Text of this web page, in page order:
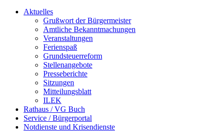
Aktuelles
Grußwort der Bürgermeister
Amtliche Bekanntmachungen
Veranstaltungen
Ferienspaß
Grundsteuerreform
Stellenangebote
Presseberichte
Sitzungen
Mitteilungsblatt
ILEK
Rathaus / VG Buch
Service / Bürgerportal
Notdienste und Krisendienste